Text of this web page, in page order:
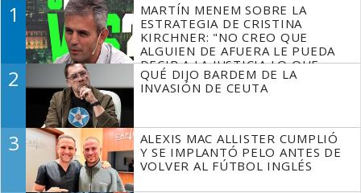
1
MARTÍN MENEM SOBRE LA
ESTRATEGIA DE CRISTINA
KIRCHNER: "NO CREO QUE
ALGUIEN DE AFUERA LE PUEDA
DECIR A LA JUSTICIA LO QUE
TIENE QUE HACER"
2
QUÉ DIJO BARDEM DE LA
INVASIÓN DE CEUTA
3
ALEXIS MAC ALLISTER CUMPLIÓ
Y SE IMPLANTÓ PELO ANTES DE
VOLVER AL FÚTBOL INGLÉS